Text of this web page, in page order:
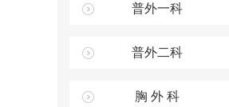
普外一科
普外二科
胸 外 科